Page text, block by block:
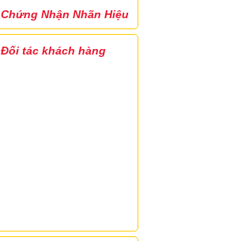
Chứng Nhận Nhãn Hiệu
Đối tác khách hàng